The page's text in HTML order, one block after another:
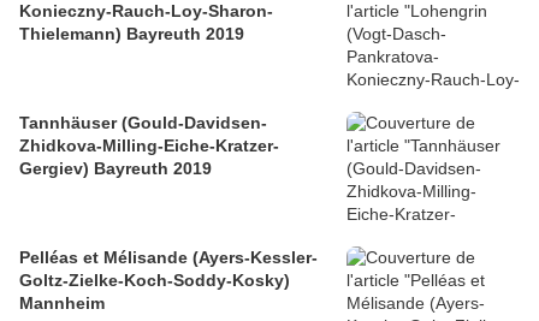
Konieczny-Rauch-Loy-Sharon-
Thielemann) Bayreuth 2019
Tannhäuser (Gould-Davidsen-
Zhidkova-Milling-Eiche-Kratzer-
Gergiev) Bayreuth 2019
Pelléas et Mélisande (Ayers-Kessler-
Goltz-Zielke-Koch-Soddy-Kosky)
Mannheim